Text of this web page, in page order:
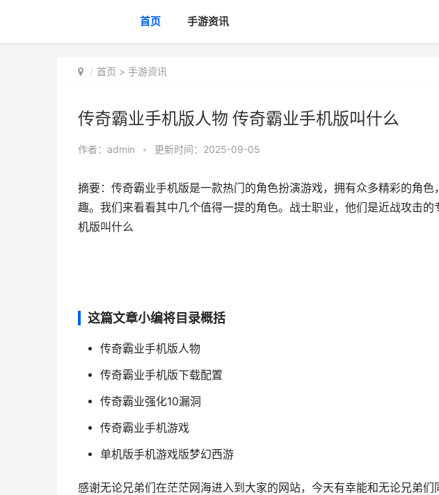
首页 手游资讯
首页 > 手游资讯
传奇霸业手机版人物 传奇霸业手机版叫什么
作者： admin • 更新时间：2025-09-05
摘要：传奇霸业手机版是一款热门的角色扮演游戏，拥有众多精彩的角
趣。我们来看看其中几个值得一提的角色。战士职业，他们是近战攻击
机版叫什么
这篇文章小编将目录概括
传奇霸业手机版人物
传奇霸业手机版下载配置
传奇霸业强化10漏洞
传奇霸业手机游戏
单机版手机游戏版梦幻西游
感谢无论兄弟们在茫茫网海进入到大家的网站，今天有幸能和无论兄弟